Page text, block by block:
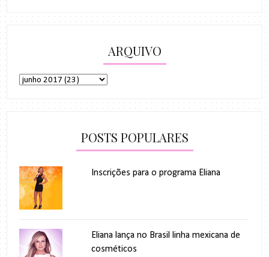
ARQUIVO
POSTS POPULARES
Inscrições para o programa Eliana
Eliana lança no Brasil linha mexicana de
cosméticos